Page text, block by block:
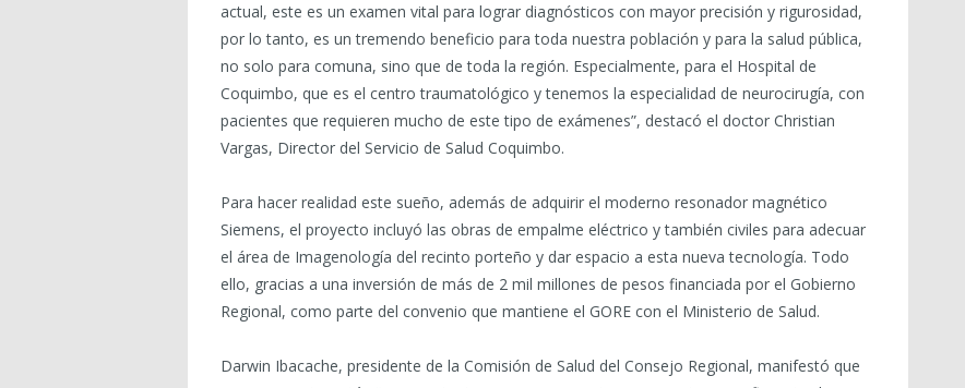
actual, este es un examen vital para lograr diagnósticos con mayor precisión y rigurosidad,
por lo tanto, es un tremendo beneficio para toda nuestra población y para la salud pública,
no solo para comuna, sino que de toda la región. Especialmente, para el Hospital de
Coquimbo, que es el centro traumatológico y tenemos la especialidad de neurocirugía, con
pacientes que requieren mucho de este tipo de exámenes”, destacó el doctor Christian
Vargas, Director del Servicio de Salud Coquimbo.
Para hacer realidad este sueño, además de adquirir el moderno resonador magnético
Siemens, el proyecto incluyó las obras de empalme eléctrico y también civiles para adecuar
el área de Imagenología del recinto porteño y dar espacio a esta nueva tecnología. Todo
ello, gracias a una inversión de más de 2 mil millones de pesos financiada por el Gobierno
Regional, como parte del convenio que mantiene el GORE con el Ministerio de Salud.
Darwin Ibacache, presidente de la Comisión de Salud del Consejo Regional, manifestó que